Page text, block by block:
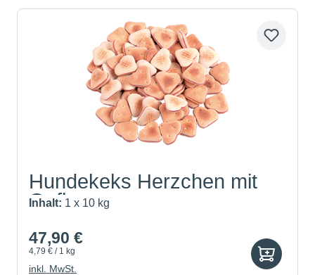
Hundekeks Herzchen mit
Gefl...
Inhalt: 1 x 10 kg
47,90 €
4,79 € / 1 kg
inkl. MwSt.